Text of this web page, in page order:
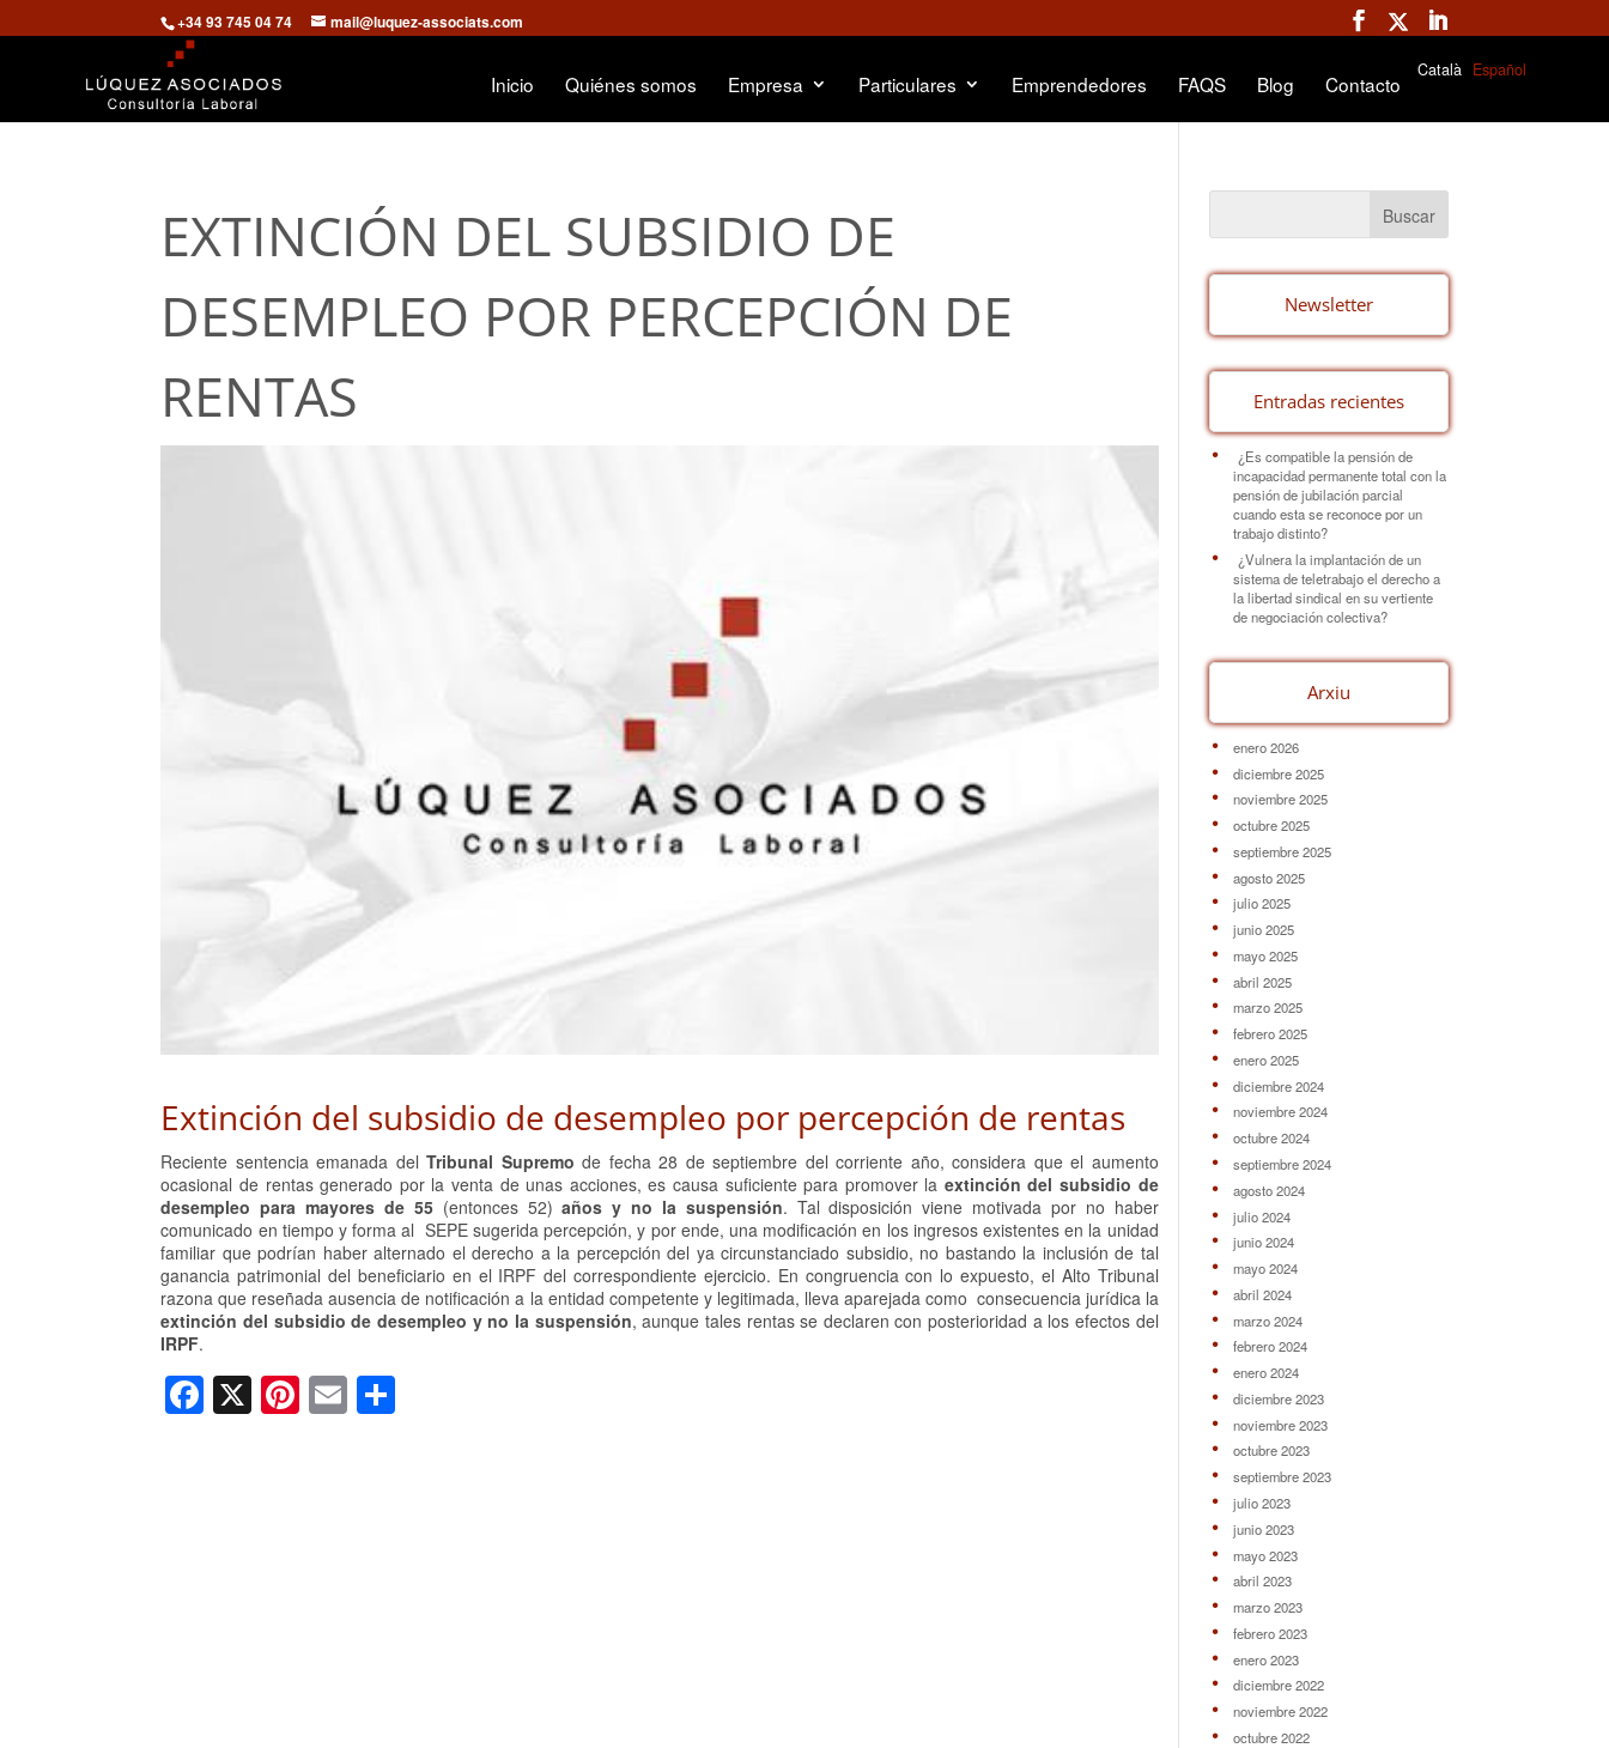
+34 93 745 04 74 mail@luquez-associats.com
Inicio Quiénes somos Empresa Particulares Emprendedores FAQS Blog Contacto
Català Español
EXTINCIÓN DEL SUBSIDIO DE
DESEMPLEO POR PERCEPCIÓN DE
RENTAS
Extinción del subsidio de desempleo por percepción de rentas
Reciente sentencia emanada delTribunal Supremo de fecha 28 de septiembre del corriente año, considera que el aumento
ocasional de rentas generado por la venta de unas acciones, es causa suficiente para promover la extinción del subsidio de
desempleo para mayores de 55(entonces 52)años y no la suspensión. Tal disposición viene motivada por no haber
comunicado en tiempo y forma al SEPE sugerida percepción, y por ende, una modificación en los ingresos existentes en la unidad
familiar que podrían haber alternado el derecho a la percepción del ya circunstanciado subsidio, no bastando la inclusión de tal
ganancia patrimonial del beneficiario en el IRPF del correspondiente ejercicio. En congruencia con lo expuesto, el Alto Tribunal
razona que reseñada ausencia de notificación a la entidad competente y legitimada, lleva aparejada como consecuencia jurídica la
extinción del subsidio de desempleo y no la suspensión, aunque tales rentas se declaren con posterioridad a los efectos del
IRPF.
F X Pi E
Newsletter
Entradas recientes
¿Es compatible la pensión de
incapacidad permanente total con la
pensión de jubilación parcial
cuando esta se reconoce por un
trabajo distinto?
¿Vulnera la implantación de un
sistema de teletrabajo el derecho a
la libertad sindical en su vertiente
de negociación colectiva?
Arxiu
enero 2026
diciembre 2025
noviembre 2025
octubre 2025
septiembre 2025
agosto 2025
julio 2025
junio 2025
mayo 2025
abril 2025
marzo 2025
febrero 2025
enero 2025
diciembre 2024
noviembre 2024
octubre 2024
septiembre 2024
agosto 2024
julio 2024
junio 2024
mayo 2024
abril 2024
marzo 2024
febrero 2024
enero 2024
diciembre 2023
noviembre 2023
octubre 2023
septiembre 2023
julio 2023
junio 2023
mayo 2023
abril 2023
marzo 2023
febrero 2023
enero 2023
diciembre 2022
noviembre 2022
octubre 2022